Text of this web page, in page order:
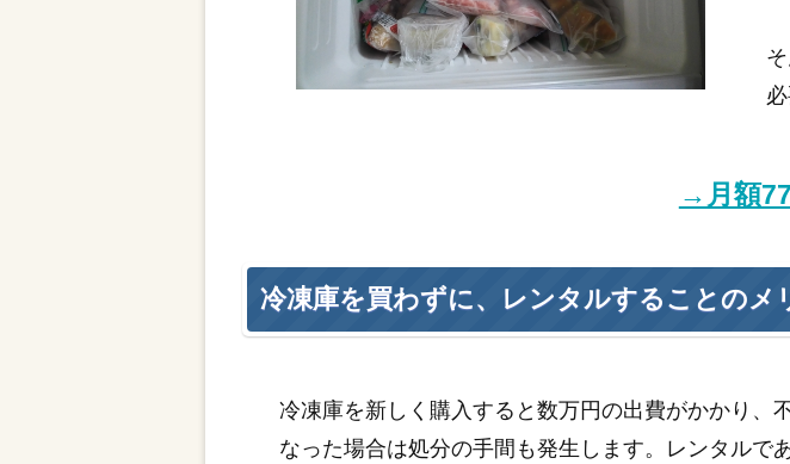
→月額
冷凍庫を買わずに、レンタルすることのメ
冷凍庫を新しく購入すると数万円の出費がかかり、
なった場合は処分の手間も発生します。レンタルで